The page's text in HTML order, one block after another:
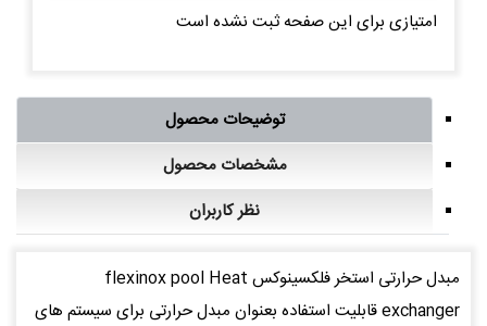
امتیازی برای این صفحه ثبت نشده است
توضیحات محصول
مشخصات محصول
نظر کاربران
مبدل حرارتی استخر فلکسینوکس flexinox pool Heat
exchanger قابلیت استفاده بعنوان مبدل حرارتی برای سیستم های